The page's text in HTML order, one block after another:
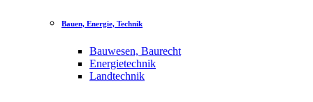
Bauen, Energie, Technik
Bauwesen, Baurecht
Energietechnik
Landtechnik